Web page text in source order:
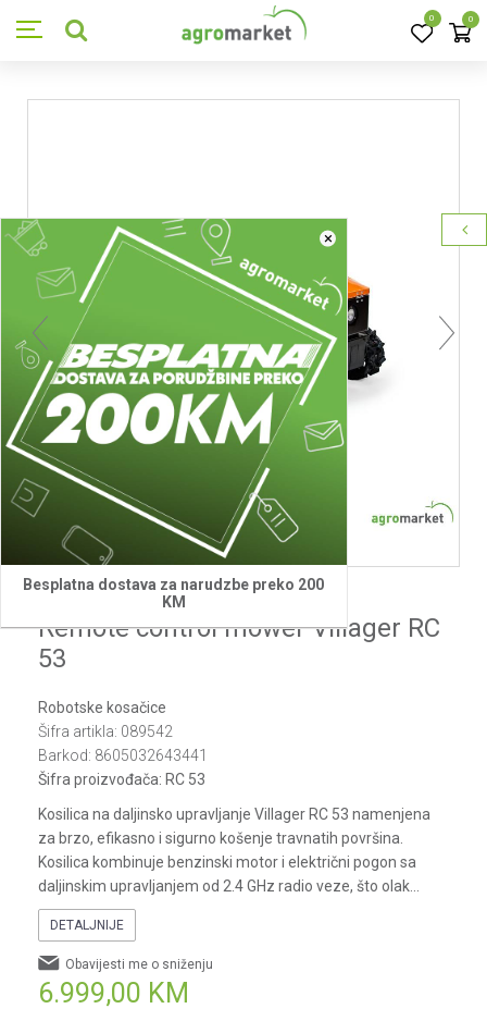
0 0
×
Besplatna dostava za narudzbe preko 200
KM
1 3 8
15
17 18 19
Villager
Remote control mower Villager RC
53
Robotske kosačice
Šifra artikla: 089542
Barkod: 8605032643441
Šifra proizvođača: RC 53
Kosilica na daljinsko upravljanje Villager RC 53 namenjena
za brzo, efikasno i sigurno košenje travnatih površina.
Kosilica kombinuje benzinski motor i električni pogon sa
daljinskim upravljanjem od 2.4 GHz radio veze, što olak
DETALJNIJE
6.999,00 KM
Obavijesti me o sniženju